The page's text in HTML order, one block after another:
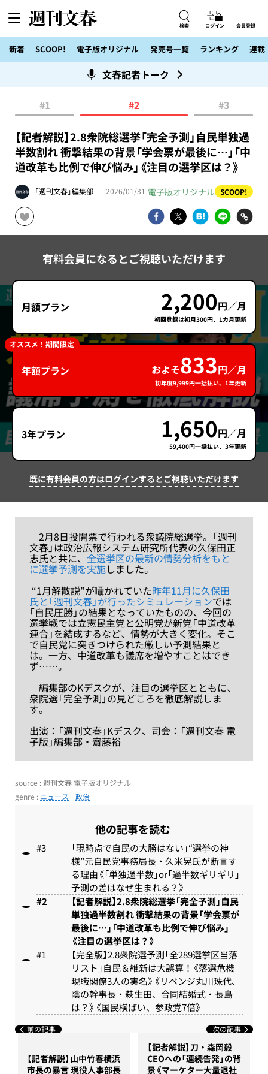
検索 ログイン 会員登録
新着 SCOOP! 電子版オリジナル 発売号一覧 ランキング 連載
文春記者トーク
#1 #2 #3
【記者解説】2.8衆院総選挙「完全予測」自民単独過
半数割れ 衝撃結果の背景「学会票が最後に…」「中
道改革も比例で伸び悩み」《注目の選挙区は？》
「週刊文春」編集部 2026/01/31 電子版オリジナル SCOOP!
有料会員になるとご視聴いただけます
月額プラン 2,200円／月
初回登録は初月300円、1カ月更新
年額プラン およそ833円／月
初年度9,999円一括払い、1年更新
オススメ！期間限定
3年プラン 1,650円／月
59,400円一括払い、3年更新
既に有料会員の方はログインするとご視聴いただけます
2月8日投開票で行われる衆議院総選挙。「週刊
文春」は政治広報システム研究所代表の久保田正
志氏と共に、 全選挙区の最新の情勢分析をもと
に選挙予測を実施しました。
“1月解散説”が囁かれていた昨年11月に久保田
氏と「週刊文春」が行ったシミュレーションでは
「自民圧勝」の結果となっていたものの、今回の
選挙戦では立憲民主党と公明党が新党「中道改革
連合」を結成するなど、情勢が大きく変化。そこ
で自民党に突きつけられた厳しい予測結果と
は。一方、中道改革も議席を増やすことはでき
ず……。
編集部のKデスクが、注目の選挙区とともに、
衆院選「完全予測」の見どころを徹底解説しま
す。
出演：「週刊文春」Kデスク、司会：「週刊文春 電
子版」編集部・齋藤裕
source : 週刊文春 電子版オリジナル
genre : ニュース 政治
他の記事を読む
「現時点で自民の大勝はない」“選挙の神
様”元自民党事務局長・久米晃氏が断言す
る理由《「単独過半数」or「過半数ギリギリ」
予測の差はなぜ生まれる？》
【記者解説】2.8衆院総選挙「完全予測」自民
単独過半数割れ 衝撃結果の背景「学会票が
最後に…」「中道改革も比例で伸び悩み」
《注目の選挙区は？》
【完全版】2.8衆院選予測「全289選挙区当落
リスト」自民＆維新は大誤算！《落選危機
現職閣僚3人の実名》《リベンジ丸川珠代、
陰の幹事長・萩生田、合同結婚式・長島
は？》《国民横ばい、参政党7倍》
前の記事
【記者解説】山中竹春横浜
市長の暴言 現役人事部長
次の記事
【記者解説】刀・森岡毅
CEOへの「連続告発」の背
景《マーケター大量退社